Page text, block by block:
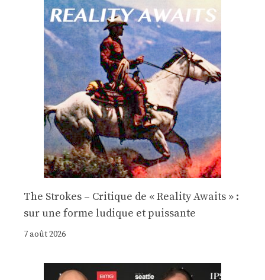
The Strokes – Critique de « Reality Awaits » :
sur une forme ludique et puissante
7 août 2026